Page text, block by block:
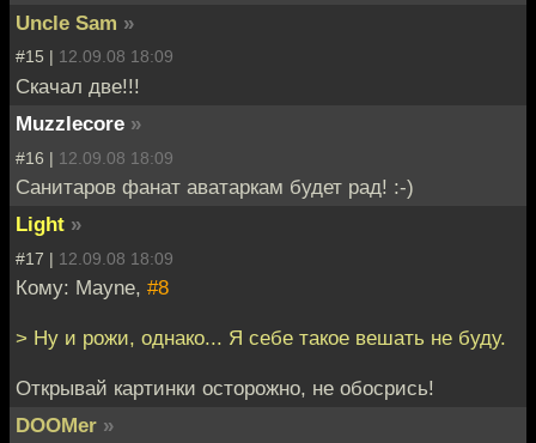
Uncle Sam »
#15 | 12.09.08 18:09
Скачал две!!!
Muzzlecore »
#16 | 12.09.08 18:09
Санитаров фанат аватаркам будет рад! :-)
Light »
#17 | 12.09.08 18:09
Кому: Mayne, #8
> Ну и рожи, однако... Я себе такое вешать не буду.
Открывай картинки осторожно, не обосрись!
DOOMer »